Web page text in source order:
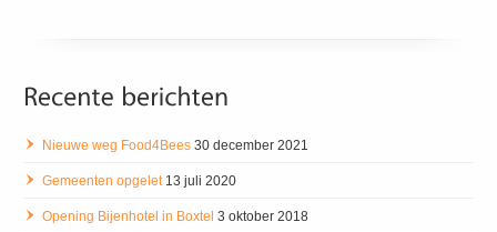
Nieuwe weg Food4Bees 30 december 2021
Gemeenten opgelet 13 juli 2020
Opening Bijenhotel in Boxtel 3 oktober 2018